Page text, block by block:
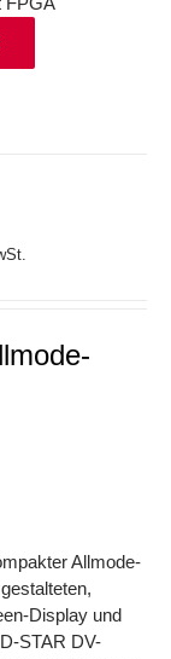
Allmode-
Display und
STAR DV-